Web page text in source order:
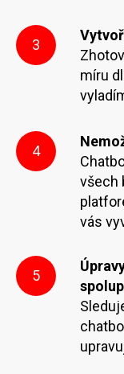
3
míru
4
všech
vás
5